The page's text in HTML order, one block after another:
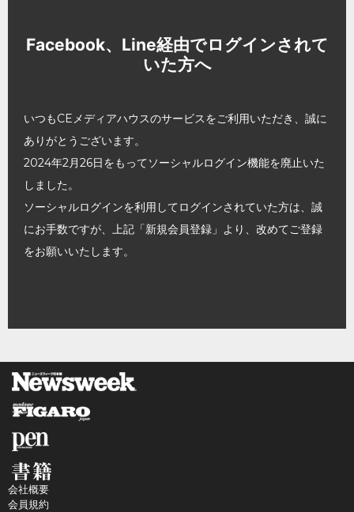
Facebook、Line経由でログインされて
いた方へ
いつもCEメディアハウスのサービスをご利用いただき、誠に
ありがとうございます。
2024年2月26日をもってソーシャルログイン機能を廃止いた
しました。
ソーシャルログインを利用してログインされていた方は、誠
にお手数ですが、上記「新規会員登録」より、改めてご登録
をお願いいたします。
会社概要
会員規約